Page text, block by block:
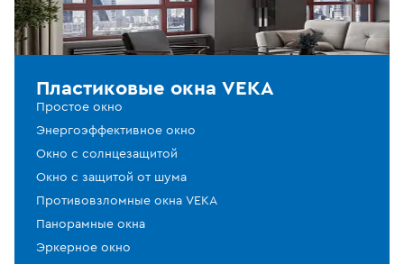
Пластиковые окна VEKA
Простое окно
Энергоэффективное окно
Окно с солнцезащитой
Окно с защитой от шума
Противовзломные окна VEKA
Панорамные окна
Эркерное окно